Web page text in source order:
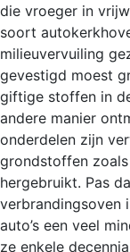
die vroeger in
soort
milieuvervuiling
gevestigd moest
giftige stoffen in
andere manier
onderdelen zijn
grondstoffen
hergebruikt. Pas
verbrandingsoven
auto’s een veel
ze enkele